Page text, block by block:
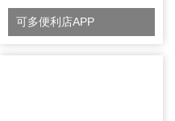
可多便利店APP